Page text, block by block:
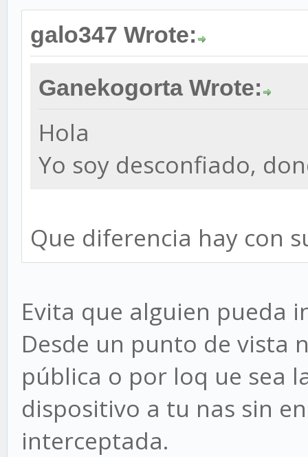
galo347 Wrote:
Ganekogorta Wrote:
Hola
Yo soy desconfiado,
Que diferencia hay con
Evita que alguien pueda
Desde un punto de vista
pública o por loq ue sea
dispositivo a tu nas sin
interceptada.